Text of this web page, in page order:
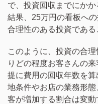
で、投資回収までにか
結果、25万円の看板へ
合理性のある投資である
このように、投資の合
りどの程度お客さんの
提に費用の回収年数を
地条件やお店の業務形
客が増加する割合は変